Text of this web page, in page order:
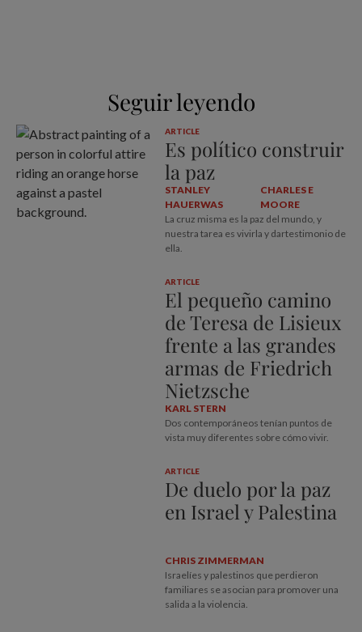
Seguir leyendo
ARTICLE
Es político construir
la paz
STANLEY
HAUERWAS
CHARLES E
MOORE
La cruz misma es la paz del mundo, y
nuestra tarea es vivirla y dartestimonio de
ella.
ARTICLE
El pequeño camino
de Teresa de Lisieux
frente a las grandes
armas de Friedrich
Nietzsche
KARL STERN
Dos contemporáneos tenían puntos de
vista muy diferentes sobre cómo vivir.
ARTICLE
De duelo por la paz
en Israel y Palestina
CHRIS ZIMMERMAN
Israelíes y palestinos que perdieron
familiares se asocian para promover una
salida a la violencia.